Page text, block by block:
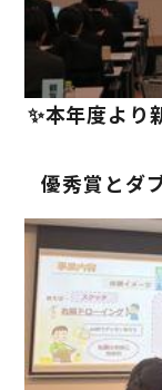
✨本年度より
優秀賞とダ